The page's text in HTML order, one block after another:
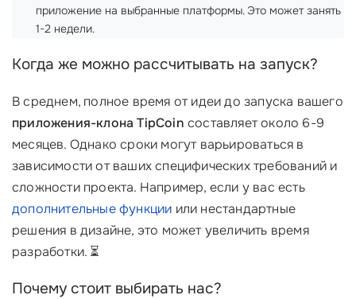
приложение на выбранные платформы. Это может занять
1-2 недели.
Когда же можно рассчитывать на запуск?
В среднем, полное время от идеи до запуска вашего
приложения-клона TipCoin составляет около 6-9
месяцев. Однако сроки могут варьироваться в
зависимости от ваших специфических требований и
сложности проекта. Например, если у вас есть
дополнительные функции или нестандартные
решения в дизайне, это может увеличить время
разработки. ⏳
Почему стоит выбирать нас?